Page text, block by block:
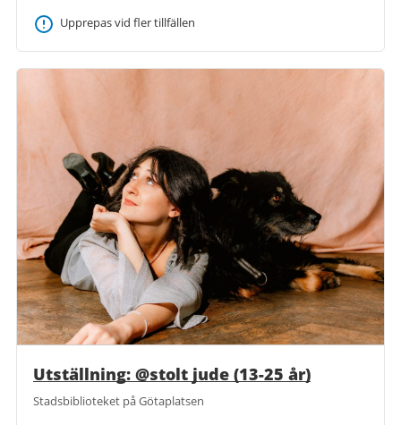
Upprepas vid fler tillfällen
Utställning: @stolt jude (13-25 år)
Stadsbiblioteket på Götaplatsen